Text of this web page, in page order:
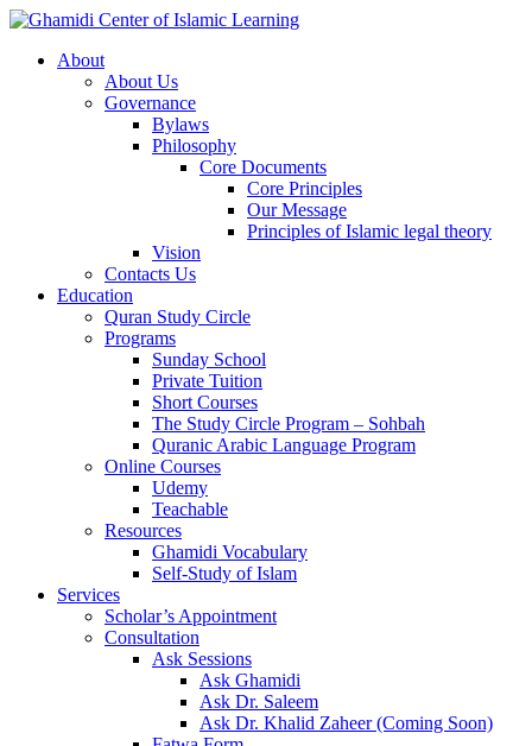
About
About Us
Governance
Bylaws
Philosophy
Core Documents
Core Principles
Our Message
Principles of Islamic legal theory
Vision
Contacts Us
Education
Quran Study Circle
Programs
Sunday School
Private Tuition
Short Courses
The Study Circle Program – Sohbah
Quranic Arabic Language Program
Online Courses
Udemy
Teachable
Resources
Ghamidi Vocabulary
Self-Study of Islam
Services
Scholar’s Appointment
Consultation
Ask Sessions
Ask Ghamidi
Ask Dr. Saleem
Ask Dr. Khalid Zaheer (Coming Soon)